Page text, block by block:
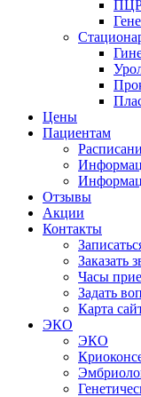
Цены
Пациентам
Отзывы
Акции
Контакты
Заказать
Часы
Задать
Карта
ЭКО
ЭКО